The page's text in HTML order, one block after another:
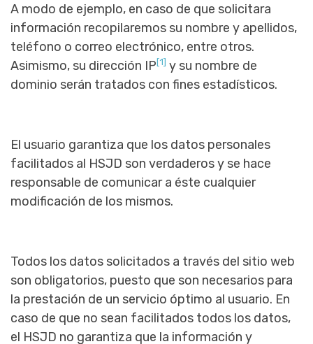
A modo de ejemplo, en caso de que solicitara
información recopilaremos su nombre y apellidos,
teléfono o correo electrónico, entre otros.
Asimismo, su dirección IP[1] y su nombre de
dominio serán tratados con fines estadísticos.
El usuario garantiza que los datos personales
facilitados al HSJD son verdaderos y se hace
responsable de comunicar a éste cualquier
modificación de los mismos.
Todos los datos solicitados a través del sitio web
son obligatorios, puesto que son necesarios para
la prestación de un servicio óptimo al usuario. En
caso de que no sean facilitados todos los datos,
el HSJD no garantiza que la información y